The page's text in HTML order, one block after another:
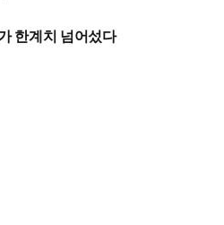
한계치 넘어섰다